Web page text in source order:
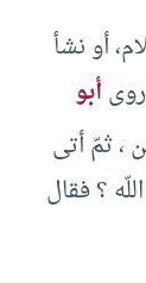
أو نشأ
أبو
، ثمّ أتى
؟ فقال